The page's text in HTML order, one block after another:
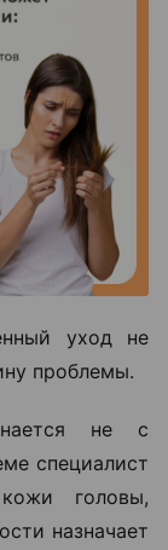
уход не
проблемы.
не с
специалист
головы,
назначает